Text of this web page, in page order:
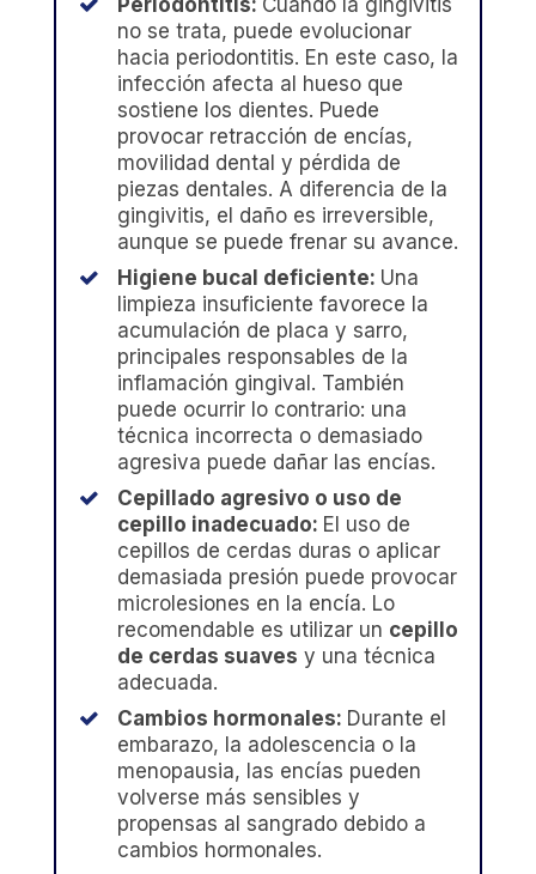
no se trata, puede evolucionar
hacia periodontitis. En este caso, la
infección afecta al hueso que
sostiene los dientes. Puede
provocar retracción de encías,
movilidad dental y pérdida de
piezas dentales. A diferencia de la
gingivitis, el daño es irreversible,
aunque se puede frenar su avance.
Higiene bucal deficiente: Una
limpieza insuficiente favorece la
acumulación de placa y sarro,
principales responsables de la
inflamación gingival. También
puede ocurrir lo contrario: una
técnica incorrecta o demasiado
agresiva puede dañar las encías.
Cepillado agresivo o uso de
cepillo inadecuado: El uso de
cepillos de cerdas duras o aplicar
demasiada presión puede provocar
microlesiones en la encía. Lo
recomendable es utilizar un cepillo
de cerdas suaves y una técnica
adecuada.
Cambios hormonales: Durante el
embarazo, la adolescencia o la
menopausia, las encías pueden
volverse más sensibles y
propensas al sangrado debido a
cambios hormonales.